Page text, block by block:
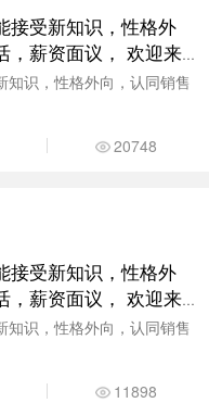
接受新知识，性格外
，薪资面议， 欢迎来
识，性格外向，认同销售
20748
接受新知识，性格外
，薪资面议， 欢迎来
识，性格外向，认同销售
11898